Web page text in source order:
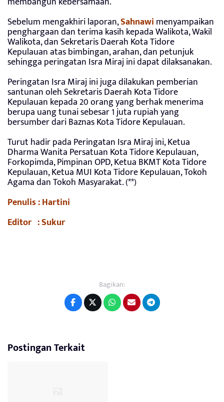
Sebelum mengakhiri laporan,Sahnawi menyampaikan
penghargaan dan terima kasih kepada Walikota, Wakil
Walikota, dan Sekretaris Daerah Kota Tidore
Kepulauan atas bimbingan, arahan, dan petunjuk
sehingga peringatan Isra Miraj ini dapat dilaksanakan.
Peringatan Isra Miraj ini juga dilakukan pemberian
santunan oleh Sekretaris Daerah Kota Tidore
Kepulauan kepada 20 orang yang berhak menerima
berupa uang tunai sebesar 1 juta rupiah yang
bersumber dari Baznas Kota Tidore Kepulauan.
Turut hadir pada Peringatan Isra Miraj ini, Ketua
Dharma Wanita Persatuan Kota Tidore Kepulauan,
Forkopimda, Pimpinan OPD, Ketua BKMT Kota Tidore
Kepulauan, Ketua MUI Kota Tidore Kepulauan, Tokoh
Agama dan Tokoh Masyarakat. (**)
Penulis : Hartini
Editor : Sukur
Bagikan:
Postingan Terkait